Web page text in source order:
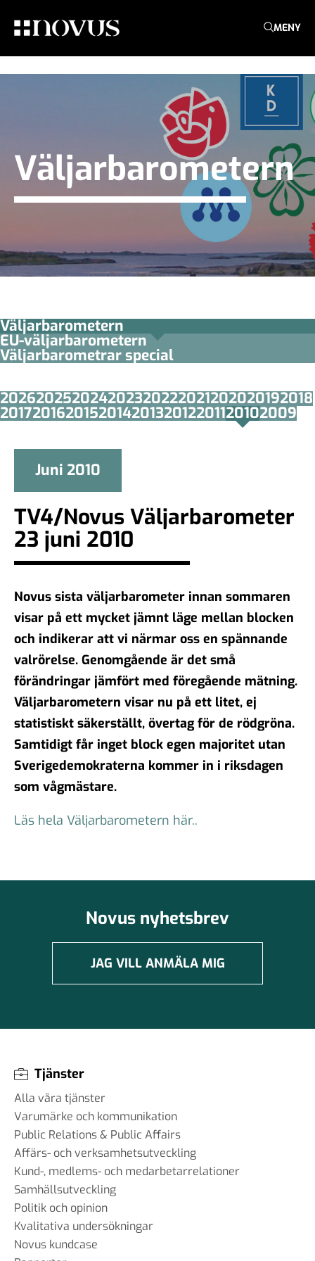
MENY
Väljarbarometern
Väljarbarometern
EU-väljarbarometern
Väljarbarometrar special
202620252024202320222021202020192018
201720162015201420132012201120102009
Juni 2010
TV4/Novus Väljarbarometer
23 juni 2010
Novus sista väljarbarometer innan sommaren
visar på ett mycket jämnt läge mellan blocken
och indikerar att vi närmar oss en spännande
valrörelse. Genomgående är det små
förändringar jämfört med föregående mätning.
Väljarbarometern visar nu på ett litet, ej
statistiskt säkerställt, övertag för de rödgröna.
Samtidigt får inget block egen majoritet utan
Sverigedemokraterna kommer in i riksdagen
som vågmästare.
Läs hela Väljarbarometern här..
Novus nyhetsbrev
JAG VILL ANMÄLA MIG
Tjänster
Alla våra tjänster
Varumärke och kommunikation
Public Relations & Public Affairs
Affärs- och verksamhetsutveckling
Kund-, medlems- och medarbetarrelationer
Samhällsutveckling
Politik och opinion
Kvalitativa undersökningar
Novus kundcase